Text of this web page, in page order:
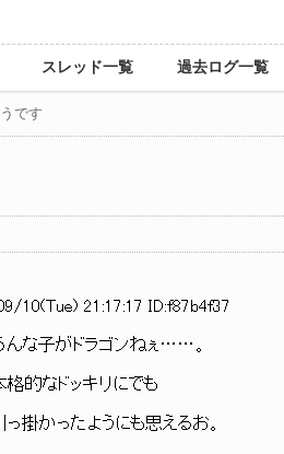
スレッド一覧 過去ログ一覧
です
10(Tue) 21:17:17 ID:f87b4f37
ゴンねぇ……。
ッキリにでも
うにも思えるお。